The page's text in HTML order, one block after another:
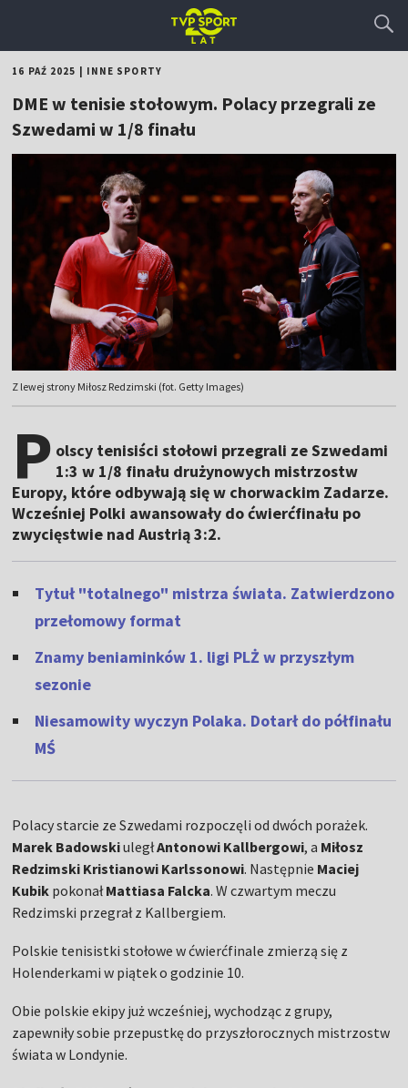
16 PAŹ 2025 INNE SPORTY
DME w tenisie stołowym. Polacy przegrali ze
Szwedami w 1/8 finału
Z lewej strony Miłosz Redzimski (fot. Getty Images)
P olscy tenisiści stołowi przegrali ze Szwedami
1:3 w 1/8 finału drużynowych mistrzostw
Europy, które odbywają się w chorwackim Zadarze.
Wcześniej Polki awansowały do ćwierćfinału po
zwycięstwie nad Austrią 3:2.
Tytuł "totalnego" mistrza świata. Zatwierdzono
przełomowy format
Znamy beniaminków 1. ligi PLŻ w przyszłym
sezonie
Niesamowity wyczyn Polaka. Dotarł do półfinału
MŚ
Polacy starcie ze Szwedami rozpoczęli od dwóch porażek.
Marek BadowskiuległAntonowi Kallbergowi, a Miłosz
Redzimski Kristianowi Karlssonowi. Następnie Maciej
Kubik pokonałMattiasa Falcka. W czwartym meczu
Redzimski przegrał z Kallbergiem.
Polskie tenisistki stołowe w ćwierćfinale zmierzą się z
Holenderkami w piątek o godzinie 10.
Obie polskie ekipy już wcześniej, wychodząc z grupy,
zapewniły sobie przepustkę do przyszłorocznych mistrzostw
świata w Londynie.